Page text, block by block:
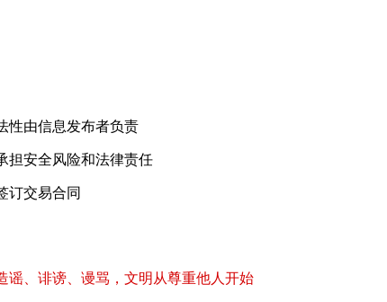
性由信息发布者负责
担安全风险和法律责任
订交易合同
谣、诽谤、谩骂，文明从尊重他人开始